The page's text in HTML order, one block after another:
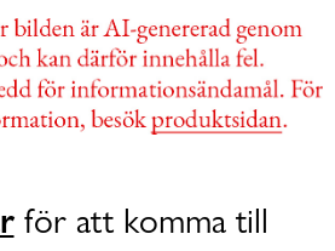
för att komma till